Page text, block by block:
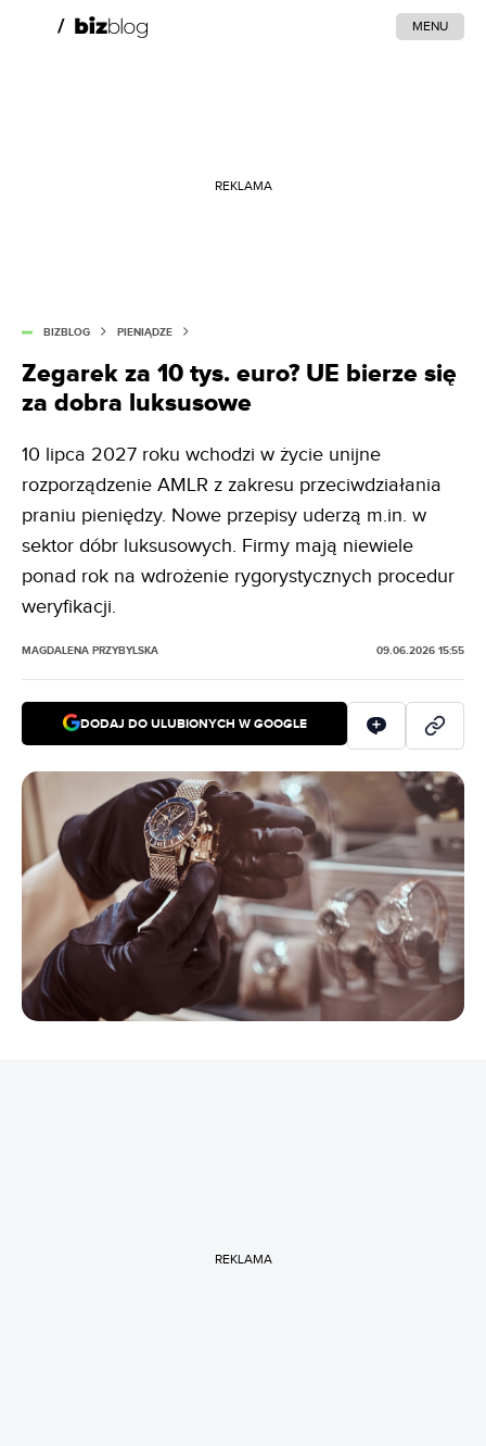
MENU
REKLAMA
BIZBLOG PIENIĄDZE
Zegarek za 10 tys. euro? UE bierze się
za dobra luksusowe
10 lipca 2027 roku wchodzi w życie unijne
rozporządzenie AMLR z zakresu przeciwdziałania
praniu pieniędzy. Nowe przepisy uderzą m.in. w
sektor dóbr luksusowych. Firmy mają niewiele
ponad rok na wdrożenie rygorystycznych procedur
weryfikacji.
MAGDALENA PRZYBYLSKA 09.06.2026 15:55
DODAJ DO ULUBIONYCH W GOOGLE
REKLAMA